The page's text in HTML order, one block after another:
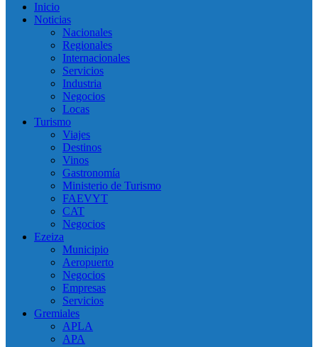
Inicio
Noticias
Nacionales
Regionales
Internacionales
Servicios
Industria
Negocios
Locas
Turismo
Viajes
Destinos
Vinos
Gastronomía
Ministerio de Turismo
FAEVYT
CAT
Negocios
Ezeiza
Municipio
Aeropuerto
Negocios
Empresas
Servicios
Gremiales
APLA
APA